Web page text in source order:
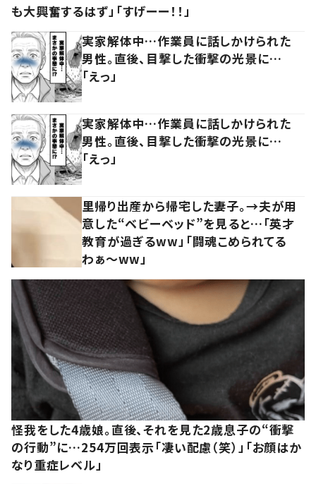
も大興奮するはず」「すげーー！！」
実家解体中…作業員に話しかけられた
男性。直後、目撃した衝撃の光景に…
「えっ」
実家解体中…作業員に話しかけられた
男性。直後、目撃した衝撃の光景に…
「えっ」
里帰り出産から帰宅した妻子。→夫が用
意した“ベビーベッド”を見ると…「英才
教育が過ぎるww」「闘魂こめられてる
わぁ～ww」
怪我をした4歳娘。直後、それを見た2歳息子の“衝撃
の行動”に…254万回表示「凄い配慮（笑）」「お顔はか
なり重症レベル」